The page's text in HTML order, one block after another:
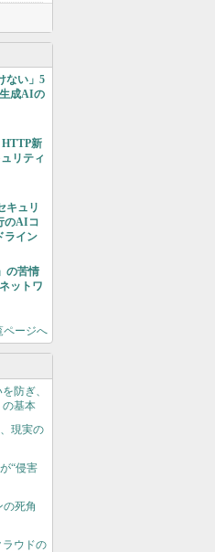
ない」5
成AIの
新
リティ
キュリ
のAIコ
ライン
の苦情
ットワ
ページへ
防ぎ、
の基本
現実の
“侵害
死角
ウドの